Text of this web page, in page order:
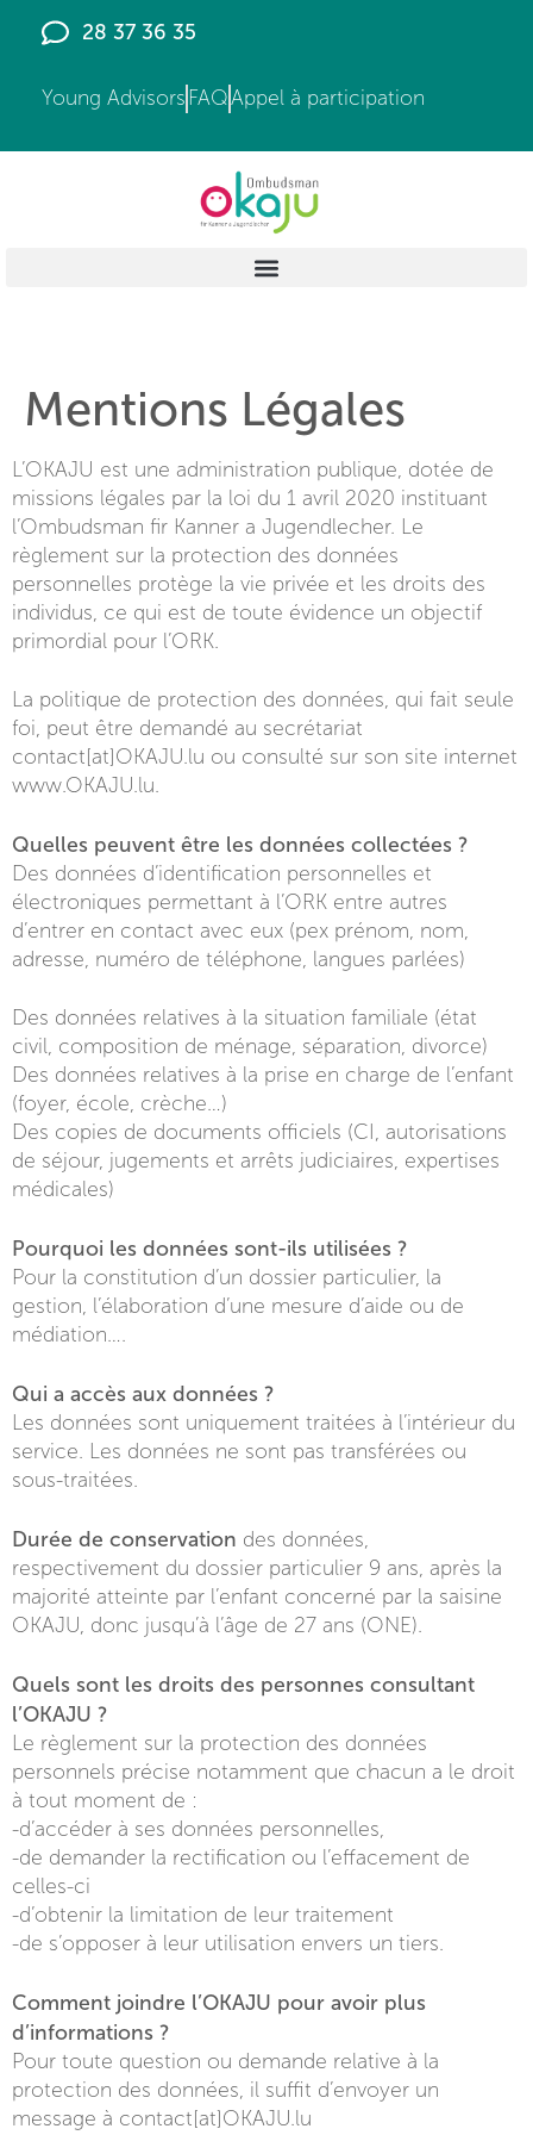
principal
28 37 36 35
Young Advisors FAQAppel à participation
Mentions Légales
L’OKAJU est une administration publique, dotée de
missions légales par la loi du 1 avril 2020 instituant
l’Ombudsman fir Kanner a Jugendlecher. Le
règlement sur la protection des données
personnelles protège la vie privée et les droits des
individus, ce qui est de toute évidence un objectif
primordial pour l’ORK.
La politique de protection des données, qui fait seule
foi, peut être demandé au secrétariat
contact[at]OKAJU.lu ou consulté sur son site internet
www.OKAJU.lu.
Quelles peuvent être les données collectées ?
Des données d’identification personnelles et
électroniques permettant à l’ORK entre autres
d’entrer en contact avec eux (pex prénom, nom,
adresse, numéro de téléphone, langues parlées)
Des données relatives à la situation familiale (état
civil, composition de ménage, séparation, divorce)
Des données relatives à la prise en charge de l’enfant
(foyer, école, crèche…)
Des copies de documents officiels (CI, autorisations
de séjour, jugements et arrêts judiciaires, expertises
médicales)
Pourquoi les données sont-ils utilisées ?
Pour la constitution d’un dossier particulier, la
gestion, l’élaboration d’une mesure d’aide ou de
médiation….
Qui a accès aux données ?
Les données sont uniquement traitées à l’intérieur du
service. Les données ne sont pas transférées ou
sous-traitées.
Durée de conservation des données,
respectivement du dossier particulier 9 ans, après la
majorité atteinte par l’enfant concerné par la saisine
OKAJU, donc jusqu’à l’âge de 27 ans (ONE).
Quels sont les droits des personnes consultant
l’OKAJU ?
Le règlement sur la protection des données
personnels précise notamment que chacun a le droit
à tout moment de :
-d’accéder à ses données personnelles,
-de demander la rectification ou l’effacement de
celles-ci
-d’obtenir la limitation de leur traitement
-de s’opposer à leur utilisation envers un tiers.
Comment joindre l’OKAJU pour avoir plus
d’informations ?
Pour toute question ou demande relative à la
protection des données, il suffit d’envoyer un
message à contact[at]OKAJU.lu